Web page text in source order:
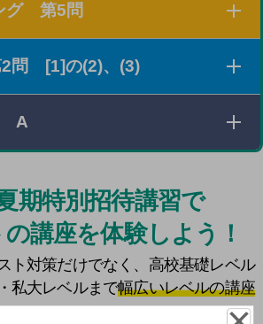
グ 第5問
それぞれの概要を把握したり、設問
な情報を探し出したりする問題。
問 [1]の(2)、(3)
ときの最大値と最小値に関する条件
えられている場合に、条件を満たす
A
問題。
期特別招待講習で
講座を体験しよう！
ト対策だけでなく、高校基礎レベル
私大レベルまで幅広いレベルの講座